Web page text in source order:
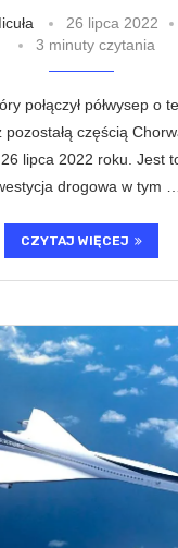
26 lipca 2022
3 minuty czytania
połączył półwysep o
częścią
lipca 2022 roku. Jest
drogowa w tym …
CZYTAJ WIĘCEJ